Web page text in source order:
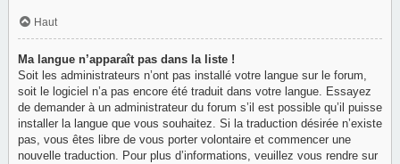
Haut
Ma langue n’apparaît pas dans la liste !
Soit les administrateurs n’ont pas installé votre langue sur le forum,
soit le logiciel n’a pas encore été traduit dans votre langue. Essayez
de demander à un administrateur du forum s’il est possible qu’il puisse
installer la langue que vous souhaitez. Si la traduction désirée n’existe
pas, vous êtes libre de vous porter volontaire et commencer une
nouvelle traduction. Pour plus d’informations, veuillez vous rendre sur